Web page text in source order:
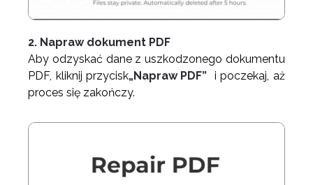
2. Napraw dokument PDF
Aby odzyskać dane z uszkodzonego dokumentu
PDF, kliknij przycisk„Napraw PDF” i poczekaj, aż
proces się zakończy.